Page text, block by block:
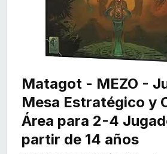
Matagot - MEZO -
Mesa Estratégico y
Área para 2-4
partir de 14 años